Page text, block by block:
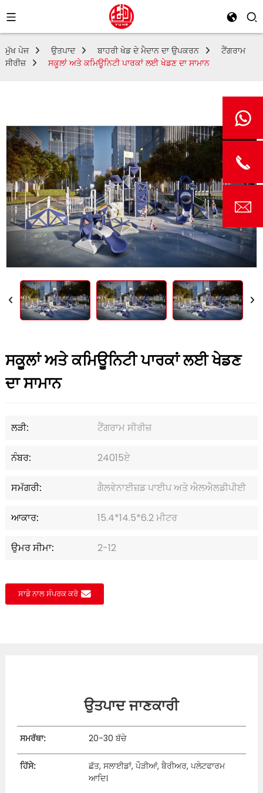
ਮੁੱਖ ਪੇਜ ਉਤਪਾਦ ਬਾਹਰੀ ਖੇਡ ਦੇ ਮੈਦਾਨ ਦਾ ਉਪਕਰਨ
ਟੈਂਗਰਾਮ
ਸੀਰੀਜ਼
ਸਕੂਲਾਂ ਅਤੇ ਕਮਿਊਨਿਟੀ ਪਾਰਕਾਂ ਲਈ ਖੇਡਣ ਦਾ ਸਾਮਾਨ
ਸਕੂਲਾਂ ਅਤੇ ਕਮਿਊਨਿਟੀ ਪਾਰਕਾਂ ਲਈ ਖੇਡਣ
ਦਾ ਸਾਮਾਨ
ਲੜੀ: ਟੈਂਗਰਾਮ ਸੀਰੀਜ਼
ਨੰਬਰ: 24015ਏ
ਸਮੱਗਰੀ: ਗੈਲਵੇਨਾਈਜ਼ਡ ਪਾਈਪ ਅਤੇ ਐਲਐਲਡੀਪੀਈ
ਆਕਾਰ: 15.4*14.5*6.2 ਮੀਟਰ
ਉਮਰ ਸੀਮਾ: 2-12
ਸਾਡੇ ਨਾਲ ਸੰਪਰਕ ਕਰੋ
ਉਤਪਾਦ ਜਾਣਕਾਰੀ
ਸਮਰੱਥਾ: 20-30 ਬੱਚੇ
ਹਿੱਸੇ:
ਛੱਤ, ਸਲਾਈਡਾਂ, ਪੌੜੀਆਂ, ਬੈਰੀਅਰ, ਪਲੇਟਫਾਰਮ
ਆਦਿ।